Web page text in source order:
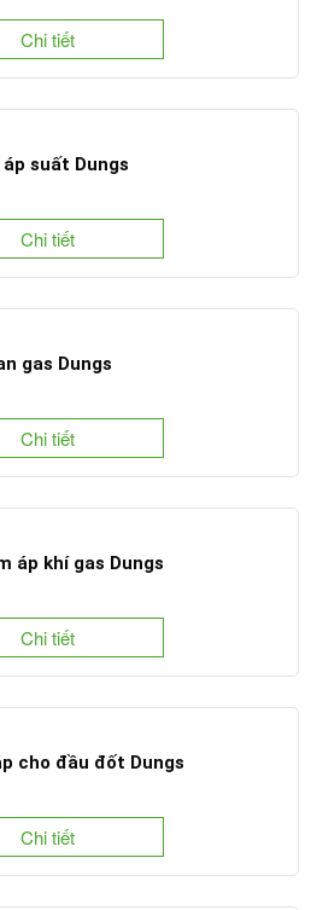
Chi tiết
áp suất Dungs
Chi tiết
gas Dungs
Chi tiết
áp khí gas Dungs
Chi tiết
cho đầu đốt Dungs
Chi tiết